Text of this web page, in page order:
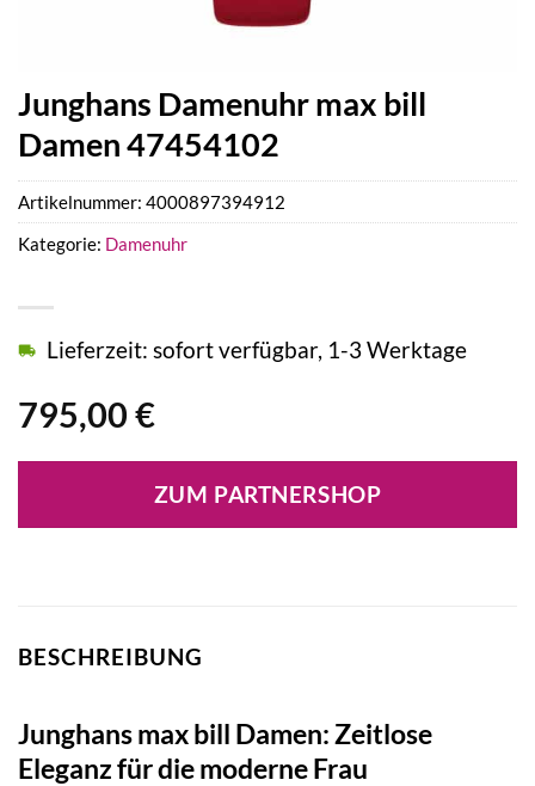
Junghans Damenuhr max bill
Damen 47454102
795,00 €
Lieferzeit: sofort verfügbar, 1-3 Werktage
ZUM PARTNERSHOP
Artikelnummer: 4000897394912
Kategorie: Damenuhr
BESCHREIBUNG
Junghans max bill Damen: Zeitlose
Eleganz für die moderne Frau